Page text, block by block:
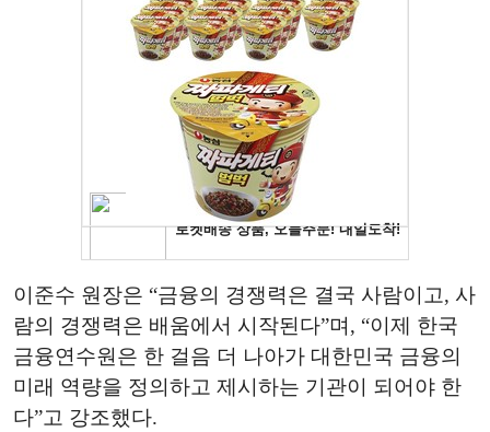
이준수 원장은 “금융의 경쟁력은 결국 사람이고, 사
람의 경쟁력은 배움에서 시작된다”며, “이제 한국
금융연수원은 한 걸음 더 나아가 대한민국 금융의
미래 역량을 정의하고 제시하는 기관이 되어야 한
다”고 강조했다.